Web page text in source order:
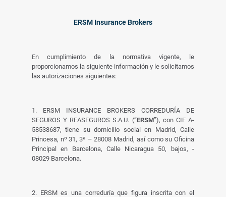
ERSM Insurance Brokers
En cumplimiento de la normativa vigente, le
proporcionamos la siguiente información y le solicitamos
las autorizaciones siguientes:
1. ERSM INSURANCE BROKERS CORREDURÍA DE
SEGUROS Y REASEGUROS S.A.U. (“ERSM”), con CIF A-
58538687, tiene su domicilio social en Madrid, Calle
Princesa, nº 31, 3ª – 28008 Madrid, así como su Oficina
Principal en Barcelona, Calle Nicaragua 50, bajos, -
08029 Barcelona.
2. ERSM es una correduría que figura inscrita con el